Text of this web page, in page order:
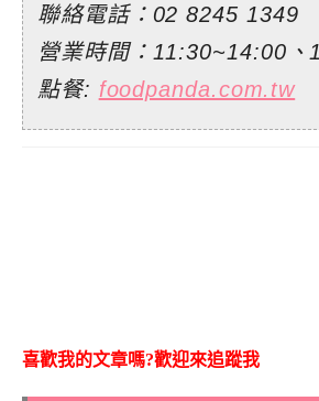
聯絡電話： 02 8245 1349
營業時間：11:30~14:00
點餐: foodpanda.com.tw
喜歡我的文章嗎?歡迎來追蹤我